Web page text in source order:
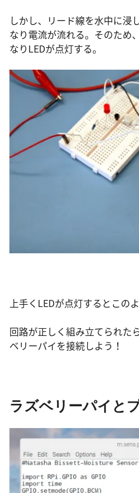
しかし、リード線を水中に浸
なり電流が流れる。そのため
なりLEDが点灯する。
上手くLEDが点灯するとこの
回路が正しく組み立てられた
ベリーパイを接続しよう！
ラズベリーパイと